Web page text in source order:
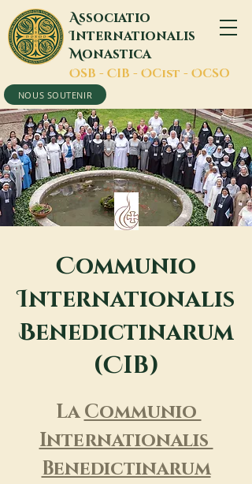
Associatio
Internationalis
Monastica
OSB - CIB - OCist - OCSO
NOUS SOUTENIR
Communio
Internationalis
Benedictinarum
(CIB)
La Communio
Internationalis
Benedictinarum